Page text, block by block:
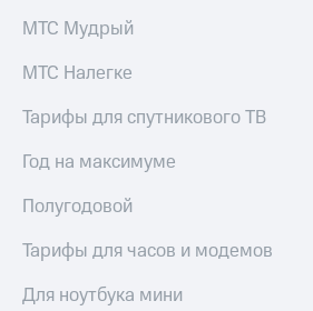
МТС Мудрый
МТС Налегке
Тарифы для спутникового ТВ
Год на максимуме
Полугодовой
Тарифы для часов и модемов
Для ноутбука мини